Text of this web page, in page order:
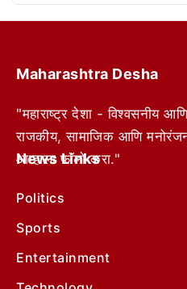
Maharashtra Desha
"महाराष्ट्र देशा - विश्वसनीय
राजकीय, सामाजिक आणि
आम्हाला फॉलो करा."
News Links
Politics
Sports
Entertainment